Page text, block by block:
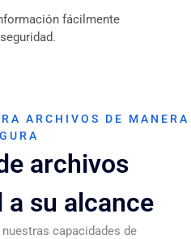
fácilmente
ARCHIVOS DE MANERA
archivos
su alcance
capacidades de